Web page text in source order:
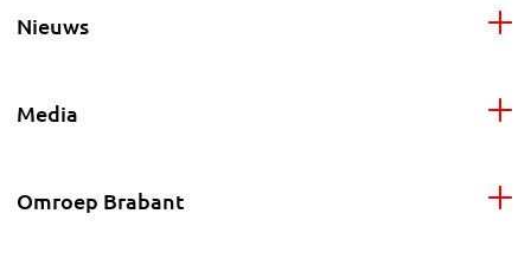
Nieuws
Media
Omroep Brabant